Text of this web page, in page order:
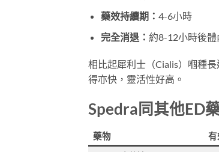
藥效持續期： 4-6小時
完全消退： 約8-12小時後
相比起犀利士（Cialis）嗰種
得亦快，靈活性好高。
Spedra同其他ED
藥物 有